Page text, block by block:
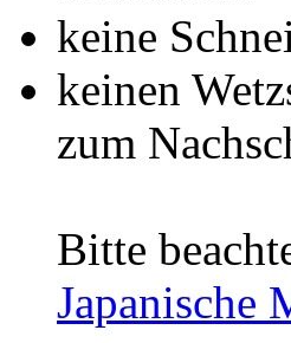
keine
keinen
zum
Bitte
Japanische